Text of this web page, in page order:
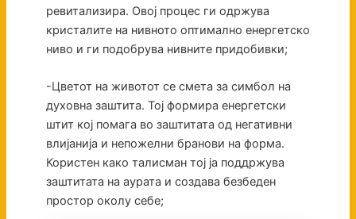
ревитализира. Овој процес ги одржува
кристалите на нивното оптимално енергетско
ниво и ги подобрува нивните придобивки;
-Цветот на животот се смета за симбол на
духовна заштита. Тој формира енергетски
штит кој помага во заштитата од негативни
влијанија и непожелни бранови на форма.
Користен како талисман тој ја поддржува
заштитата на аурата и создава безбеден
простор околу себе;